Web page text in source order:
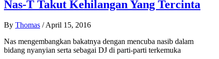
Nas-T Takut Kehilangan Yang Tercinta
By Thomas / April 15, 2016
Nas mengembangkan bakatnya dengan mencuba nasib dalam
bidang nyanyian serta sebagai DJ di parti-parti terkemuka